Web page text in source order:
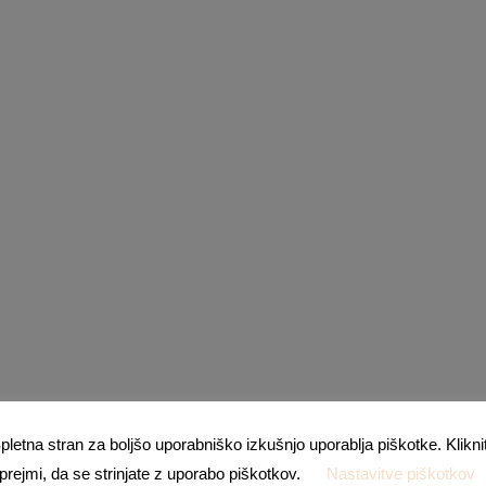
stran za boljšo uporabniško izkušnjo uporablja piškotke.
da se strinjate z uporabo piškotkov.
Nastavitve piškotkov